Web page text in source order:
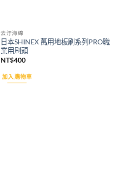
去汙海綿
日本SHINEX 萬用地板刷系列PRO職
業用刷頭
NT$400
加入購物車